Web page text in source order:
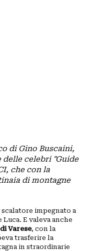
di Gino Buscaini,
celebri "Guide
che con la
di montagne
impegnato a
E valeva anche
Varese, con la
trasferire la
in straordinarie